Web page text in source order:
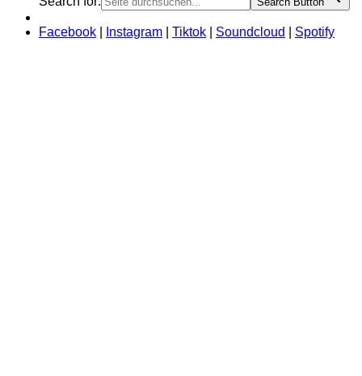
Facebook Instagram Tiktok Soundcloud Spotify